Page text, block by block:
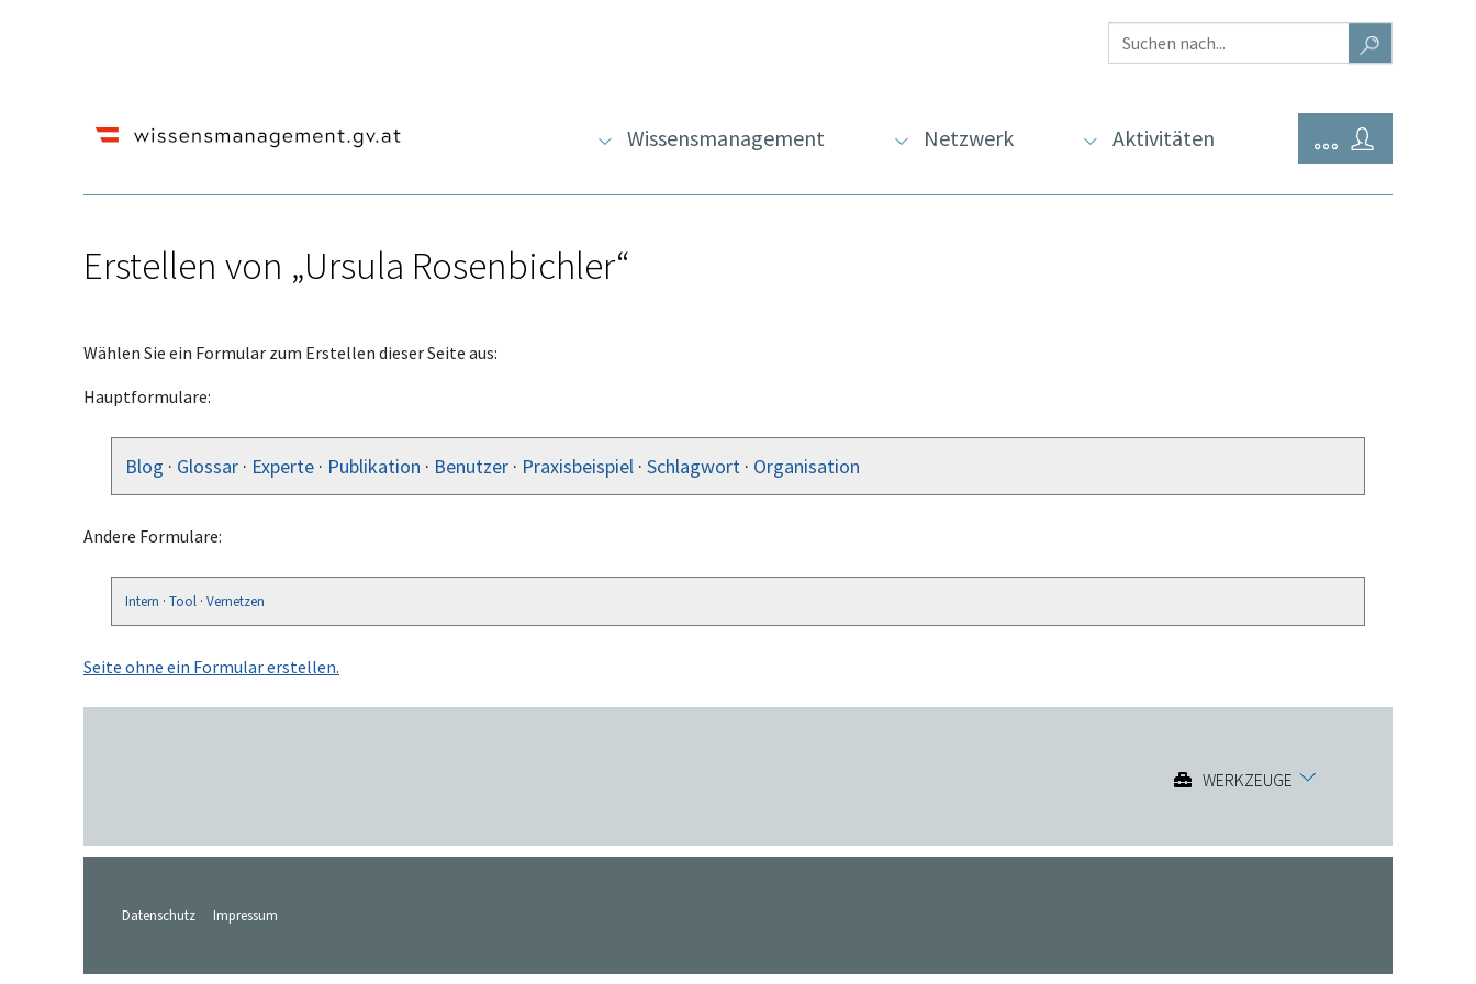
Wissensmanagement Netzwerk Aktivitäten
Erstellen von „Ursula Rosenbichler“
Wechseln zu:Navigation, Suche
Wählen Sie ein Formular zum Erstellen dieser Seite aus:
Hauptformulare:
Blog · Glossar · Experte · Publikation · Benutzer · Praxisbeispiel · Schlagwort · Organisation
Andere Formulare:
Intern · Tool · Vernetzen
Seite ohne ein Formular erstellen.
WERKZEUGE
Datenschutz Impressum